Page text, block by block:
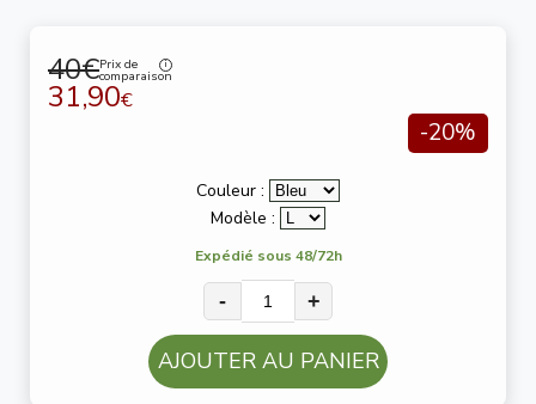
40€Prix de
comparaison
31,90€
-20%
Couleur :
Modèle :
Expédié sous 48/72h
- +
AJOUTER AU PANIER